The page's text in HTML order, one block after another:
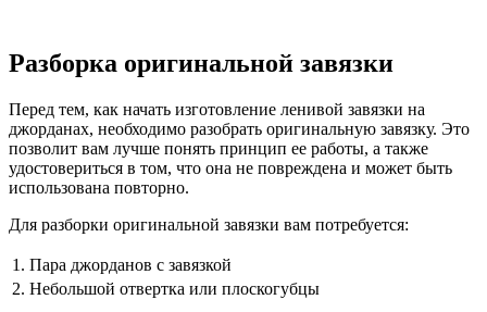
Разборка оригинальной завязки
Перед тем, как начать изготовление ленивой завязки на
джорданах, необходимо разобрать оригинальную завязку. Это
позволит вам лучше понять принцип ее работы, а также
удостовериться в том, что она не повреждена и может быть
использована повторно.
Для разборки оригинальной завязки вам потребуется:
1. Пара джорданов с завязкой
2. Небольшой отвертка или плоскогубцы